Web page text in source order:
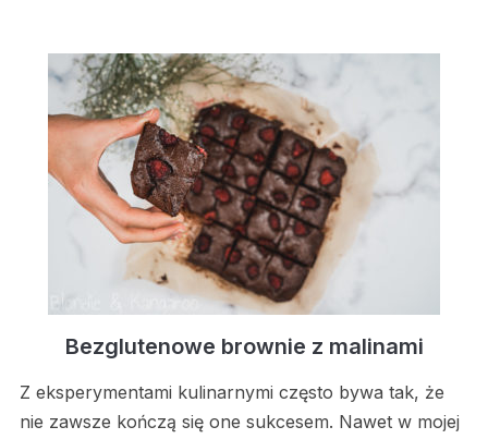
Bezglutenowe brownie z malinami
Z eksperymentami kulinarnymi często bywa tak, że
nie zawsze kończą się one sukcesem. Nawet w mojej